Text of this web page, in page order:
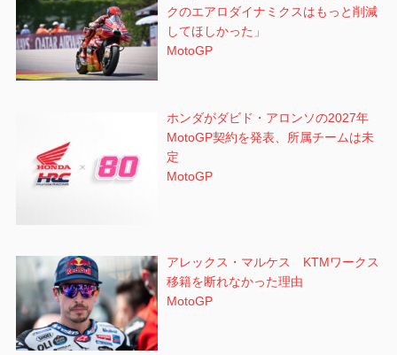
クのエアロダイナミクスはもっと削減
してほしかった」
MotoGP
ホンダがダビド・アロンソの2027年
MotoGP契約を発表、所属チームは未
定
MotoGP
アレックス・マルケス KTMワークス
移籍を断れなかった理由
MotoGP